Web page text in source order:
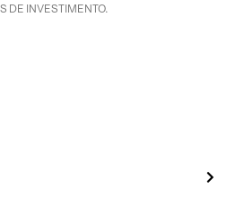
DE INVESTIMENTO.